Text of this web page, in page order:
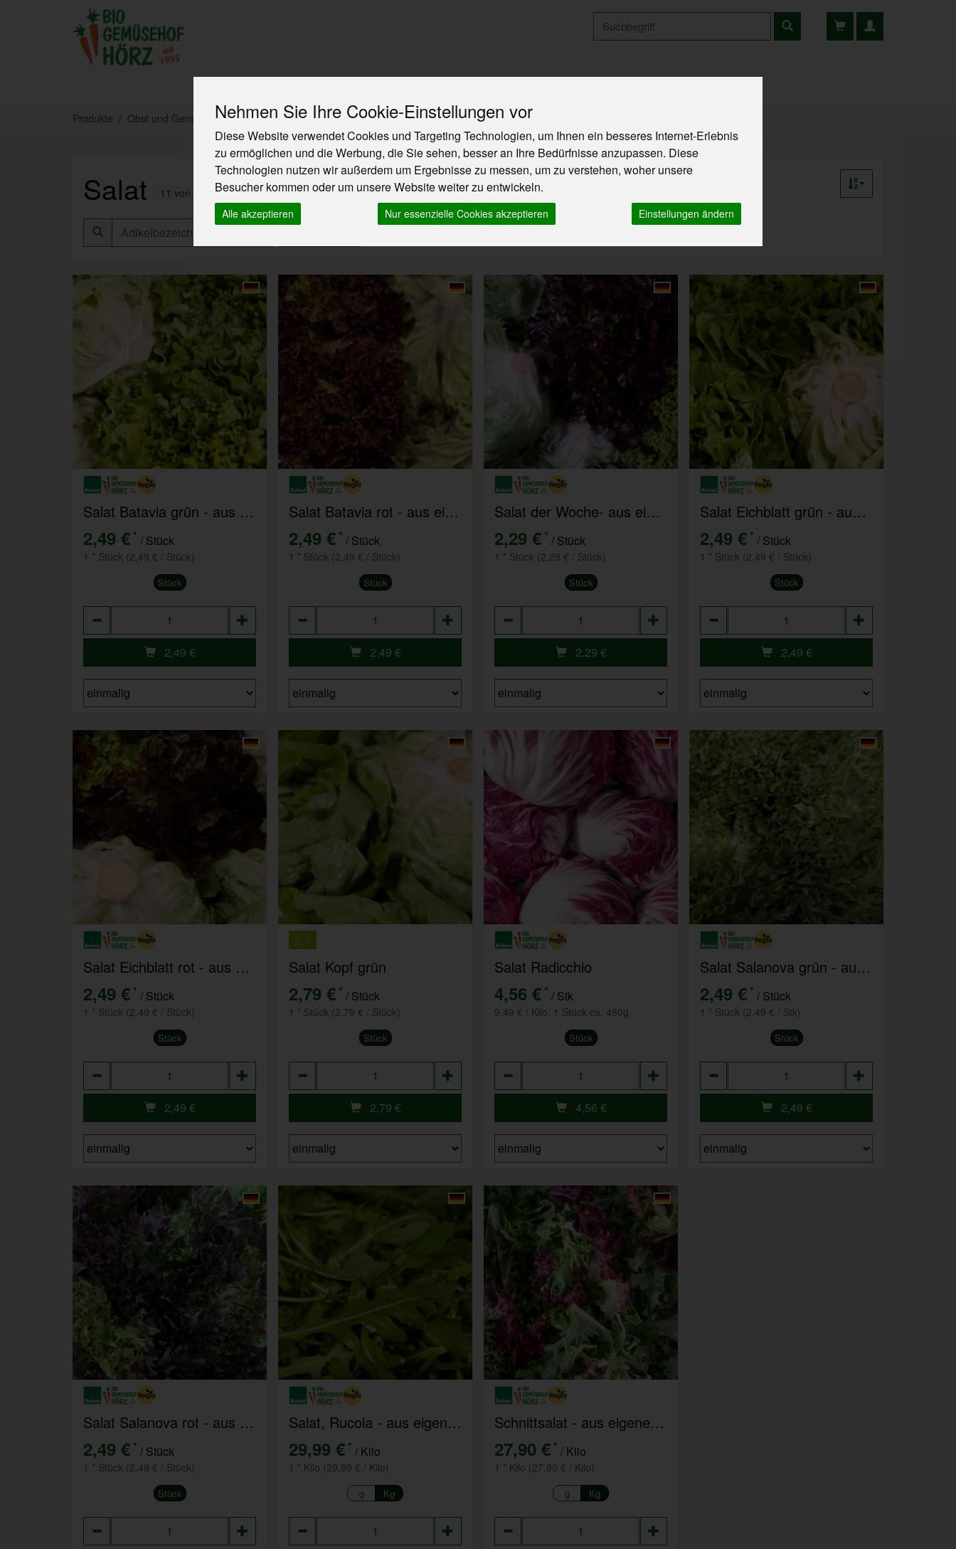
Nehmen Sie Ihre Cookie-Einstellungen vor
Diese Website verwendet Cookies und Targeting Technologien, um Ihnen ein besseres Internet-Erlebnis
zu ermöglichen und die Werbung, die Sie sehen, besser an Ihre Bedürfnisse anzupassen. Diese
Technologien nutzen wir außerdem um Ergebnisse zu messen, um zu verstehen, woher unsere
Besucher kommen oder um unsere Website weiter zu entwickeln.
Alle akzeptieren Nur essenzielle Cookies akzeptieren Einstellungen ändern
Produkt
Produkte Obst und Gemüse Salat
Salat 11 von 762
Salat Batavia grün - aus eigenem Anbau
2,49 € * / Stück
1 * Stück (2,49 € / Stück)
Stück
2,49 €
Salat Batavia rot - aus eigenem Anbau
2,49 € * / Stück
1 * Stück (2,49 € / Stück)
Stück
2,49 €
Salat der Woche- aus eigenem Anbau
2,29 € * / Stück
1 * Stück (2,29 € / Stück)
Stück
2,29 €
Salat Eichblatt grün - aus eigenem Anbau
2,49 € * / Stück
1 * Stück (2,49 € / Stück)
Stück
2,49 €
Salat Eichblatt rot - aus eigenem Anbau
2,49 € * / Stück
1 * Stück (2,49 € / Stück)
Stück
2,49 €
Salat Kopf grün
2,79 € * / Stück
1 * Stück (2,79 € / Stück)
Stück
2,79 €
Salat Radicchio
4,56 € * / Stk
9,49 € / Kilo, 1 Stück ca. 480g
Stück
4,56 €
Salat Salanova grün - aus eigenem Anbau
2,49 € * / Stück
1 * Stück (2,49 € / Stk)
Stück
2,49 €
Salat Salanova rot - aus eigenem Anbau
2,49 € * / Stück
1 * Stück (2,49 € / Stück)
Stück
Salat, Rucola - aus eigenem Anbau
29,99 € * / Kilo
1 * Kilo (29,99 € / Kilo)
g Kg
Schnittsalat - aus eigenem Anbau
27,90 € * / Kilo
1 * Kilo (27,90 € / Kilo)
g Kg